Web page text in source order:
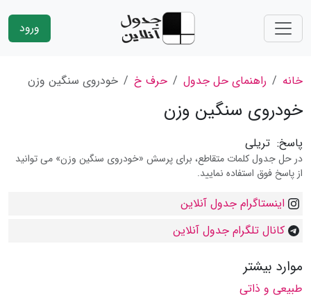
ورود
خانه راهنمای حل جدول حرف خ خودروی سنگین وزن
خودروی سنگین وزن
پاسخ: تریلی
در حل جدول کلمات متقاطع، برای پرسش «خودروی سنگین وزن» می توانید
از پاسخ فوق استفاده نمایید.
اینستاگرام جدول آنلاین
کانال تلگرام جدول آنلاین
موارد بیشتر
طبیعی و ذاتی